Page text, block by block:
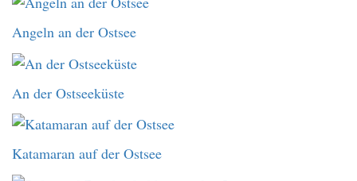
Angeln an der Ostsee
An der Ostseeküste
Katamaran auf der Ostsee